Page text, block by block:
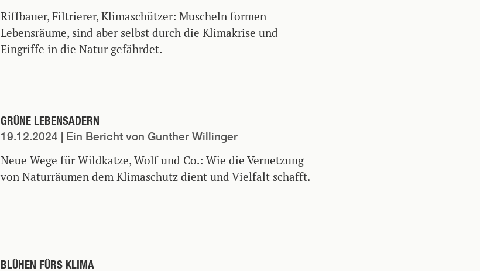
Riffbauer, Filtrierer, Klimaschützer: Muscheln formen
Lebensräume, sind aber selbst durch die Klimakrise und
Eingriffe in die Natur gefährdet.
GRÜNE LEBENSADERN
19.12.2024 | Ein Bericht von Gunther Willinger
Neue Wege für Wildkatze, Wolf und Co.: Wie die Vernetzung
von Naturräumen dem Klimaschutz dient und Vielfalt schafft.
BLÜHEN FÜRS KLIMA